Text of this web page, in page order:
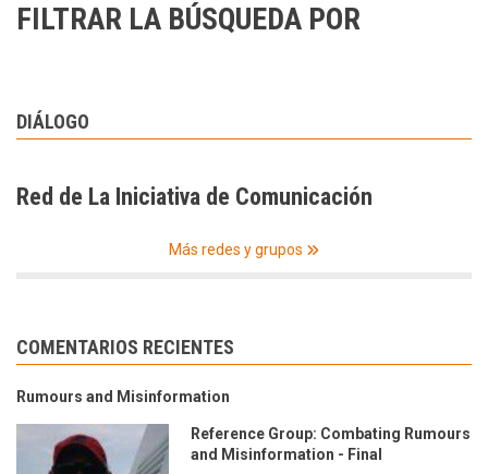
FILTRAR LA BÚSQUEDA POR
DIÁLOGO
Red de La Iniciativa de Comunicación
Más redes y grupos
COMENTARIOS RECIENTES
Rumours and Misinformation
Reference Group: Combating Rumours
and Misinformation - Final